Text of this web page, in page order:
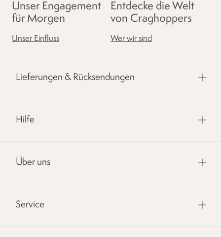
Unser Engagement
für Morgen
Unser Einfluss
Entdecke die Welt
von Craghoppers
Wer wir sind
Lieferungen & Rücksendungen
Hilfe
Über uns
Service